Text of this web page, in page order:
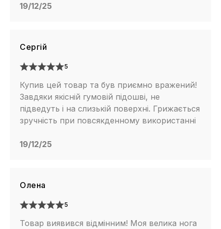
19/12/25
Сергій
5
Купив цей товар та був приємно вражений!
Завдяки якісній гумовій підошві, не
підведуть і на слизькій поверхні. Грижається
зручність при повсякденному використанні
19/12/25
Олена
5
Товар виявився відмінним! Моя велика нога